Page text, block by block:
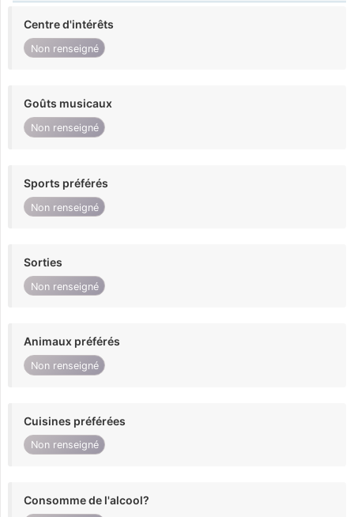
Centre d'intérêts
Non renseigné
Goûts musicaux
Non renseigné
Sports préférés
Non renseigné
Sorties
Non renseigné
Animaux préférés
Non renseigné
Cuisines préférées
Non renseigné
Consomme de l'alcool?